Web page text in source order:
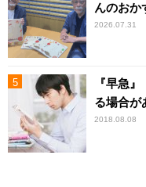
んのおか
2026.07.31
『早急
る場合が
2018.08.08